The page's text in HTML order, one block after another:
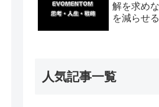
解を求め
を減らせる
人気記事一覧